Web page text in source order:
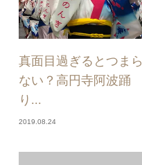
真面目過ぎるとつまら
ない？高円寺阿波踊
り...
2019.08.24